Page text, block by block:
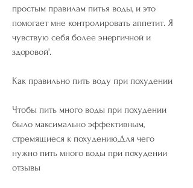
простым правилам питья воды, и это
помогает мне контролировать аппетит. Я
чувствую себя более энергичной и
здоровой'.
Как правильно пить воду при похудении
Чтобы пить много воды при похудении
было максимально эффективным,
стремящиеся к похудению,Для чего
нужно пить много воды при похудении
отзывы